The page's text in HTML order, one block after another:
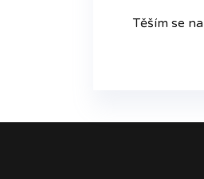
Těším se